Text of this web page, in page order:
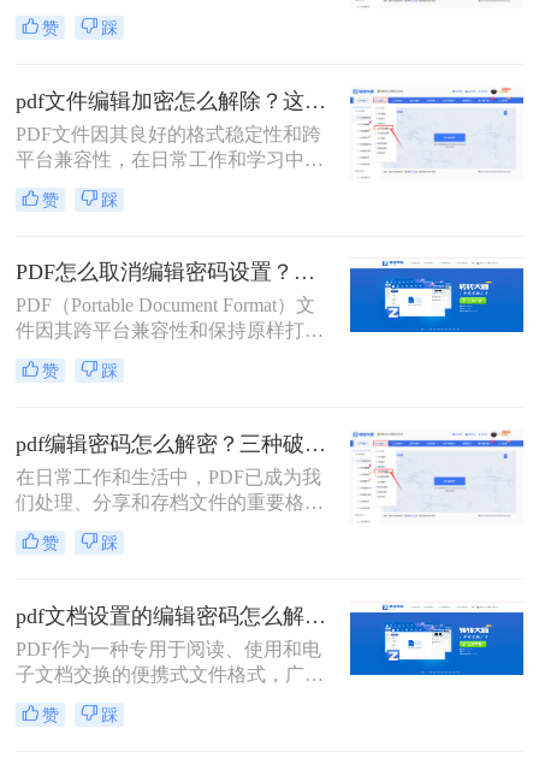
应用于文档传输和保存。然而，为了
保护文件内容不被随意编辑或复制，
您需要编辑或复制PDF文件中的内容
时，就需要先解除这些权限密码。那
么pdf权限密码怎么解除呢？以下将详
细介绍几种解除PDF权限密码的方
法。
赞 踩
pdf文件编辑加密怎么解除？这二种解除加密方法看看！
PDF文件因其良好的格式稳定性和跨
平台兼容性，在日常工作和学习中得
到了广泛应用。然而，有时我们可能
会遇到一些被加密的PDF文件，这些
作。本文将详细介绍pdf文件编辑加密
怎么解除，以便用户能够自由编辑和
使用这些文件。
赞 踩
PDF怎么取消编辑密码设置？这二个pdf解密方法一定要码住！
PDF（Portable Document Format）文
件因其跨平台兼容性和保持原样打印
的特性，在日常生活和工作中得到了
广泛应用。然而，为了保护PDF文件
文件设置编辑密码。但在某些情况
下，我们可能需要取消这些编辑密码
设置，以便对文件进行编辑或共享。
本文将详细介绍PDF怎么取消编辑密
码设置。
赞 踩
pdf编辑密码怎么解密？三种破解方法来看看！
在日常工作和生活中，PDF已成为我
们处理、分享和存档文件的重要格
式。然而，当遇到加密的PDF文件，
特别是那些限制了编辑的文件时，我
密码怎么解密呢？本文将详细介绍三
种有效的PDF编辑密码解密方法，帮
助您轻松应对这一问题。
赞 踩
pdf文档设置的编辑密码怎么解除？这二个解密方法非常简单！
PDF作为一种专用于阅读、使用和电
子文档交换的便携式文件格式，广泛
应用于各种场景。然而，有时我们会
遇到一些PDF文档设置了编辑密码，
赞 踩